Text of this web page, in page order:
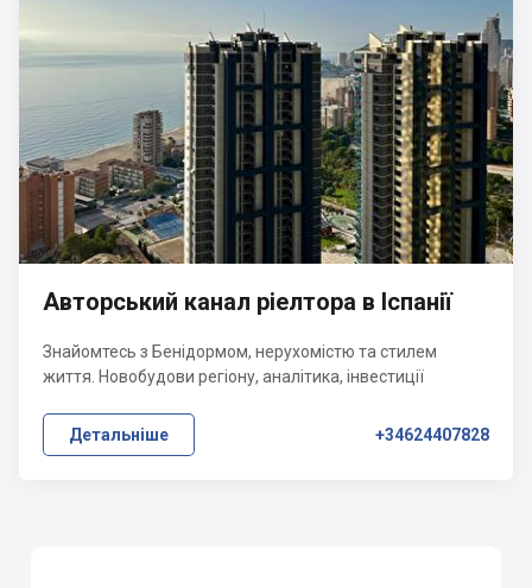
Авторський канал ріелтора в Іспанії
Знайомтесь з Бенідормом, нерухомістю та стилем
життя. Новобудови регіону, аналітика, інвестиції
Детальніше +34624407828